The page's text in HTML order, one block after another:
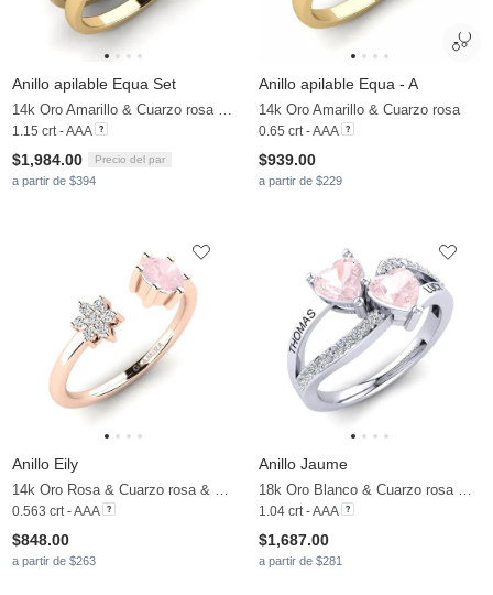
Anillo apilable Equa Set
1.15 crt - AAA
$1,984.00 Precio del par
a partir de $394
Anillo apilable Equa - A
14k Oro Amarillo & Cuarzo rosa
0.65 crt - AAA
$939.00
a partir de $229
Anillo Eily
0.563 crt - AAA
$848.00
a partir de $263
Anillo Jaume
1.04 crt - AAA
$1,687.00
a partir de $281